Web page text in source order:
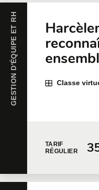
GESTION D'ÉQUIPE ET RH Classe
TARIF
RÉGULIER